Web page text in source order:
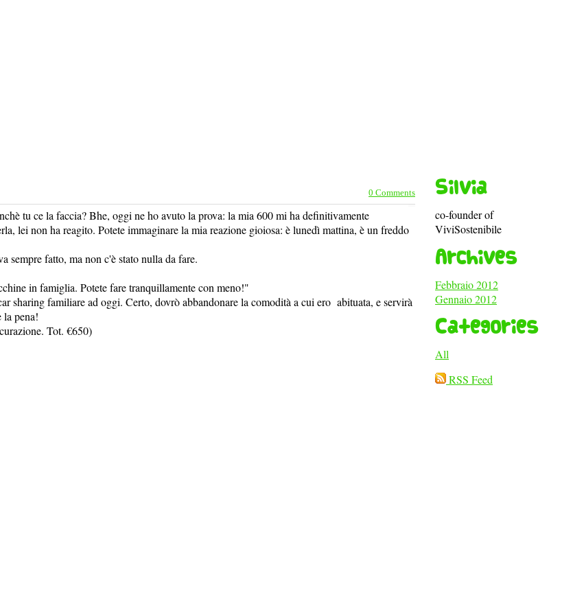
0 Comments
tu ce la faccia? Bhe, oggi ne ho avuto la prova: la mia 600 mi ha definitivamente
lei non ha reagito. Potete immaginare la mia reazione gioiosa: è lunedì mattina, è un freddo
sempre fatto, ma non c'è stato nulla da fare.
in famiglia. Potete fare tranquillamente con meno!"
sharing familiare ad oggi. Certo, dovrò abbandonare la comodità a cui ero abituata, e servirà
pena!
Tot. €650)
Silvia
co-founder of
ViviSostenibile
Archives
Febbraio 2012
Gennaio 2012
Categories
All
RSS Feed